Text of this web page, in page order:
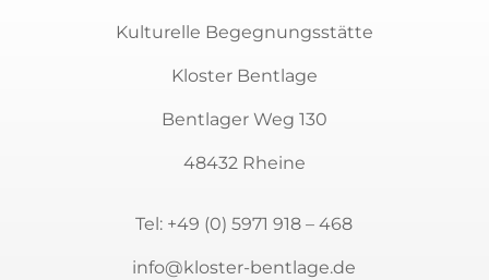
Kulturelle Begegnungsstätte
Kloster Bentlage
Bentlager Weg 130
48432 Rheine
Tel: +49 (0) 5971 918 – 468
info@kloster-bentlage.de